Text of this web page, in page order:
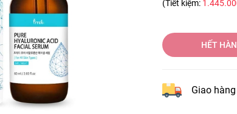
(Tiết kiệm:
HẾT
Giao